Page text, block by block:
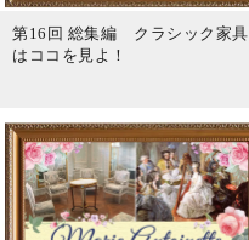
第16回 総集編 クラシック家具
はココを見よ！